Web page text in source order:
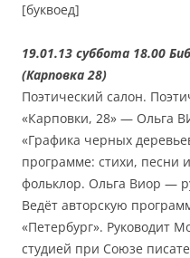
[буквоед]
19.01.13 суббота 18.00
(Карповка 28)
Поэтический салон.
«Карповки, 28» — Ольга
«Графика черных
программе: стихи, песни
фольклор. Ольга Виор —
Ведёт авторскую
«Петербург». Руководит
студией при Союзе